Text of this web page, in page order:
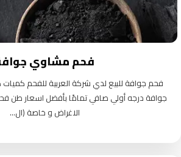
فحم مشاوي
فحم جوافة للبيع لدي شركة العربية للفحم
جوافة درجه أولي صافي تمامًا بأفضل اسعار طن
الاغراض و خاصة (ال...